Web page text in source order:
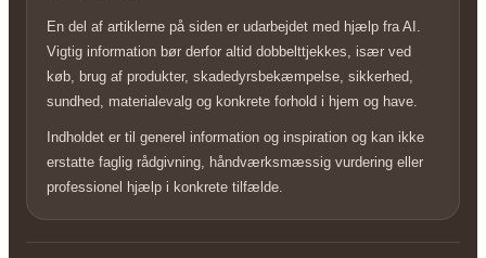
En del af artiklerne på siden er udarbejdet med hjælp fra AI.
Vigtig information bør derfor altid dobbelttjekkes, især ved
køb, brug af produkter, skadedyrsbekæmpelse, sikkerhed,
sundhed, materialevalg og konkrete forhold i hjem og have.
Indholdet er til generel information og inspiration og kan ikke
erstatte faglig rådgivning, håndværksmæssig vurdering eller
professionel hjælp i konkrete tilfælde.